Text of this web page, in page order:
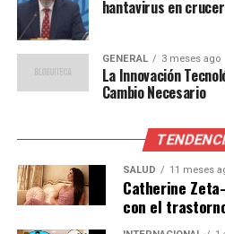
dependencia de
proveedor.
invertir en
renovables y
eficiencia
asegurar un
estable y
hantavirus en
GENERAL 3 meses ago
La Innovación
Cambio Necesario
SALUD 11 meses
Catherine
con el